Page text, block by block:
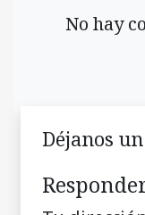
No hay
Déjanos